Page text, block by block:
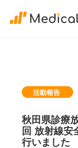
活動報告
秋田県診療
回 放射線安
行いました